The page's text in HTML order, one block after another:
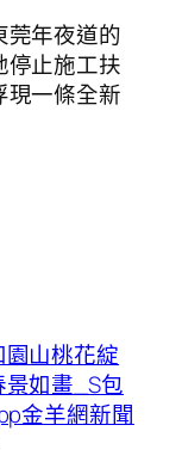
莞年夜道的
停止施工扶
現一條全新
園山桃花綻
景如畫_S包
金羊網新聞